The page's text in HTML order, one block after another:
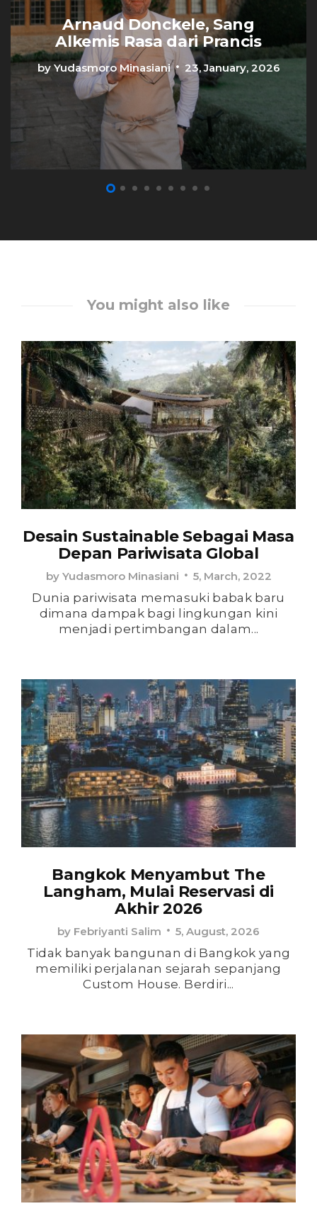
Arnaud Donckele, Sang
Alkemis Rasa dari Prancis
by Yudasmoro Minasiani 23, January, 2026
You might also like
Desain Sustainable Sebagai Masa
Depan Pariwisata Global
by Yudasmoro Minasiani 5, March, 2022
Dunia pariwisata memasuki babak baru
dimana dampak bagi lingkungan kini
menjadi pertimbangan dalam...
Bangkok Menyambut The
Langham, Mulai Reservasi di
Akhir 2026
by Febriyanti Salim 5, August, 2026
Tidak banyak bangunan di Bangkok yang
memiliki perjalanan sejarah sepanjang
Custom House. Berdiri...